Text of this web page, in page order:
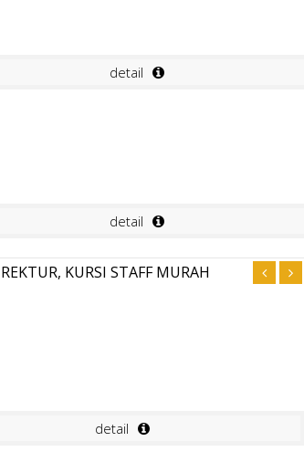
detail
detail
KURSI STAFF MURAH
detail